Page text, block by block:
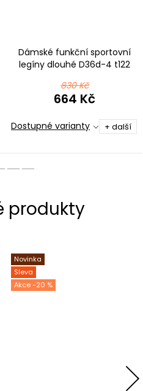
Dámské funkční sportovní
legíny dlouhé D36d-4 t122
830 Kč
664 Kč
Dostupné varianty + další
Novinka
Sleva
-20 %